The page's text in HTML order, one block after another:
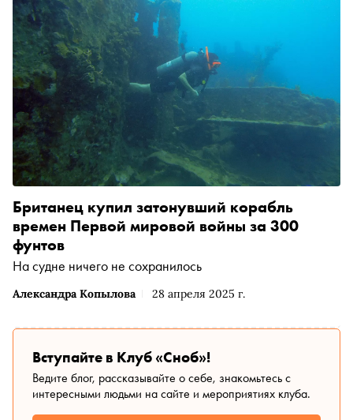
Александра Копылова 28 апреля 2025 г.
Британец купил затонувший корабль
времен Первой мировой войны за 300
фунтов
На судне ничего не сохранилось
Вступайте в Клуб «Сноб»!
Ведите блог, рассказывайте о себе, знакомьтесь с
интересными людьми на сайте и мероприятиях клуба.